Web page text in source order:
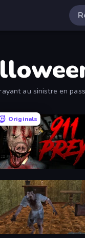
au sinistre en
Originals
Prey
Creepy Granny